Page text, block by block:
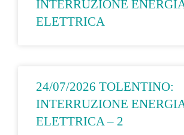
INTERRUZIONE
ELETTRICA
24/07/2026 TOLENTINO:
INTERRUZIONE
ELETTRICA – 2